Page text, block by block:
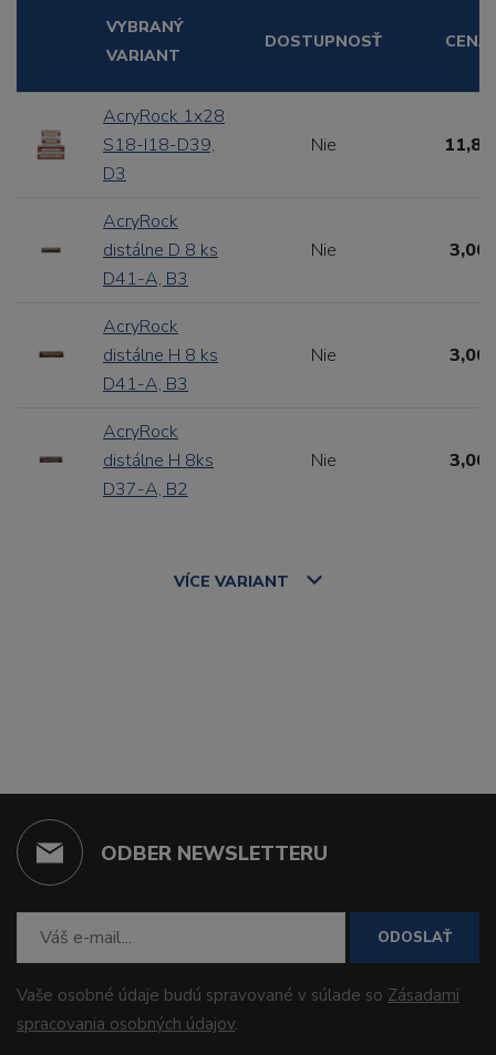
VYBRANÝ
VARIANT
DOSTUPNOSŤ CENA
AcryRock 1x28
S18-I18-D39,
D3
Nie
AcryRock
distálne D 8 ks
D41-A, B3
Nie 3,00
AcryRock
distálne H 8 ks
D41-A, B3
Nie 3,00
AcryRock
distálne H 8ks
D37-A, B2
Nie 3,00
VÍCE VARIANT
ODBER NEWSLETTERU
ODOSLAŤ
Vaše osobné údaje budú spravované v súlade so Zásadami
spracovania osobných údajov.